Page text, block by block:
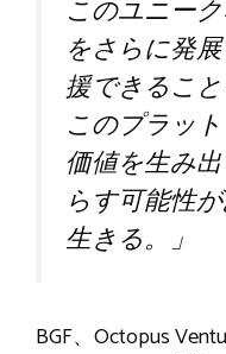
このユニー
をさらに発
援できるこ
このプラッ
価値を生み
らす可能性
生きる。」
BGF、Octopus